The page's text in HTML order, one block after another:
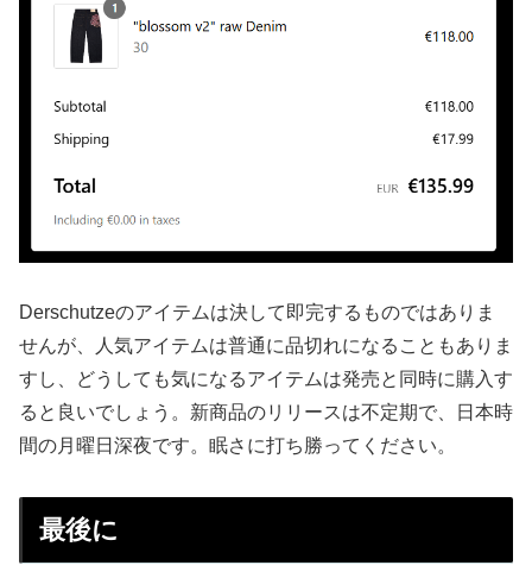
Derschutzeのアイテムは決して即完するものではありま
せんが、人気アイテムは普通に品切れになることもありま
すし、どうしても気になるアイテムは発売と同時に購入す
ると良いでしょう。新商品のリリースは不定期で、日本時
間の月曜日深夜です。眠さに打ち勝ってください。
最後に